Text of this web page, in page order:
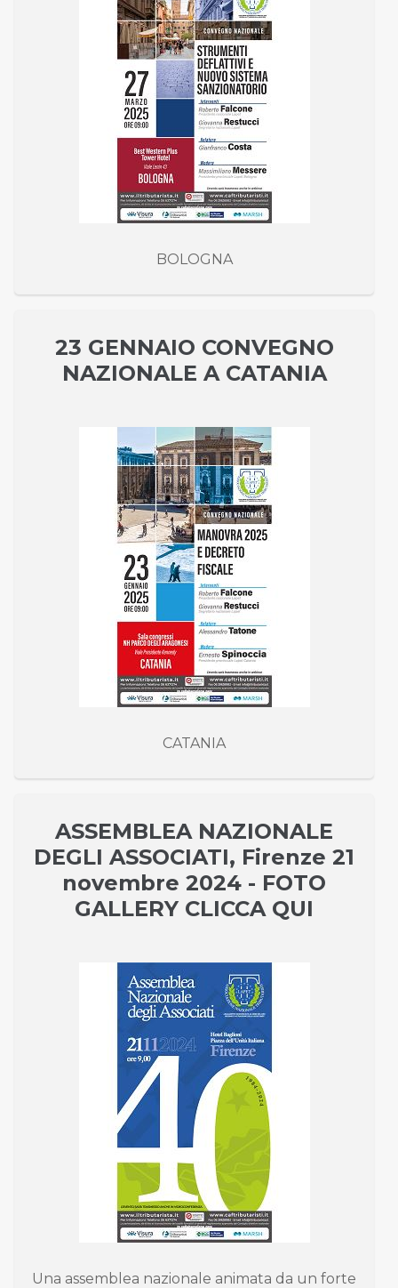
BOLOGNA
23 GENNAIO CONVEGNO
NAZIONALE A CATANIA
CATANIA
ASSEMBLEA NAZIONALE
DEGLI ASSOCIATI, Firenze 21
novembre 2024 - FOTO
GALLERY CLICCA QUI
Una assemblea nazionale animata da un forte